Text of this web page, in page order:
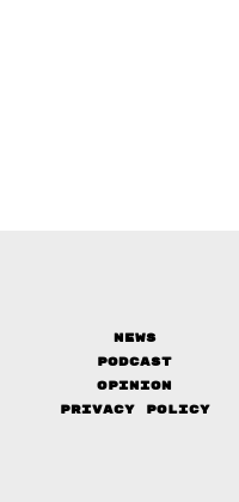
News
Podcast
Opinion
Privacy Policy